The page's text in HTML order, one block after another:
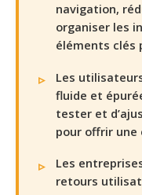
navigation,
organiser les
éléments clés
Les
fluide et
tester et
pour offrir une
Les
retours